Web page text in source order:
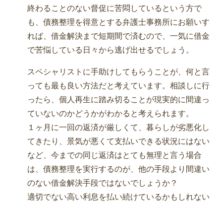
終わることのない督促に苦悶しているという方で
も、債務整理を得意とする弁護士事務所にお願いす
れば、借金解決まで短期間で済むので、一気に借金
で苦悩している日々から逃げ出せるでしょう。
スペシャリストに手助けしてもらうことが、何と言
っても最も良い方法だと考えています。相談しに行
ったら、個人再生に踏み切ることが現実的に間違っ
ていないのかどうかがわかると考えられます。
１ヶ月に一回の返済が厳しくて、暮らしが劣悪化し
てきたり、景気が悪くて支払いできる状況にはない
など、今までの同じ返済はとても無理と言う場合
は、債務整理を実行するのが、他の手段より間違い
のない借金解決手段ではないでしょうか？
適切でない高い利息を払い続けているかもしれない